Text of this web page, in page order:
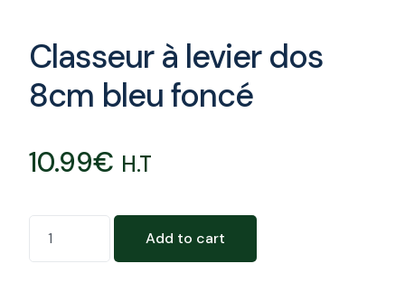
Classeur à levier dos
8cm bleu foncé
10.99€ H.T
Add to cart